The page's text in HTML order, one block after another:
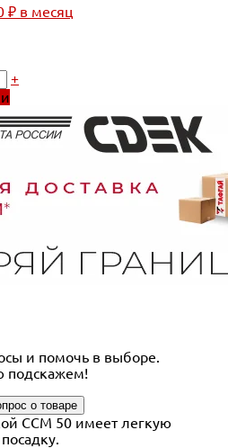
₽ в месяц
+
и помочь в выборе.
подскажем!
о товаре
CCM 50 имеет легкую